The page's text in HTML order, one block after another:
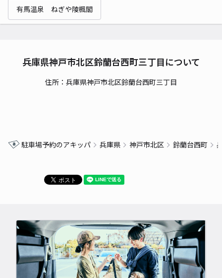
有馬温泉 ねぎや陵楓閣
兵庫県神戸市北区鈴蘭台西町三丁目について
住所：兵庫県神戸市北区鈴蘭台西町三丁目
駐車場予約のアキッパ 兵庫県 神戸市北区 鈴蘭台西町